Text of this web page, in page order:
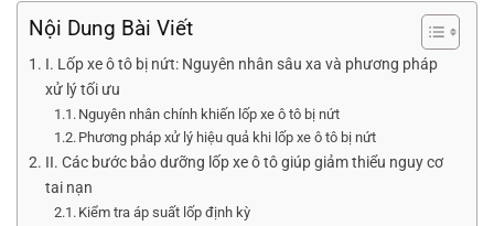
Nội Dung Bài Viết
I. Lốp xe ô tô bị nứt: Nguyên nhân sâu xa và phương pháp
xử lý tối ưu
Nguyên nhân chính khiến lốp xe ô tô bị nứt
Phương pháp xử lý hiệu quả khi lốp xe ô tô bị nứt
II. Các bước bảo dưỡng lốp xe ô tô giúp giảm thiểu nguy cơ
tai nạn
Kiểm tra áp suất lốp định kỳ